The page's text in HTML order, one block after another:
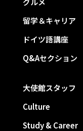
留学＆キャリア
ドイツ語講座
Q&Aセクション
大使館スタッフ
Culture
Study & Career